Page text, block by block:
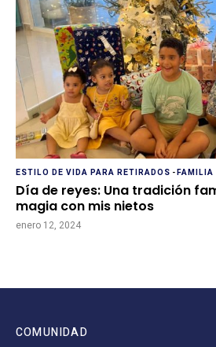
ESTILO DE VIDA PARA RETIRADOS -FAMILIA
Día de reyes: Una tradición
magia con mis nietos
enero 12, 2024
COMUNIDAD